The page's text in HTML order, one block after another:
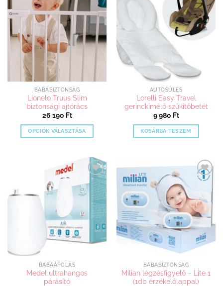
Kedvenceimhez
adom
BABABIZTONSÁG
Lionelo Truus Slim
biztonsági ajtórács
26 190 Ft
OPCIÓK VÁLASZTÁSA
terméknek
több
variációja
van.
változatok
a
termékoldalon
választhatók
Kedvenceimhez
adom
AUTÓSÜLÉS
Lorelli Easy Travel
gerinckimélő szűkítőbetét
9 980 Ft
KOSÁRBA TESZEM
Kedvenceimhez
adom
BABAÁPOLÁS
Medel ultrahangos
párásító
Kedvenceimhez
adom
BABABIZTONSÁG
Milian légzésfigyelő – Lite 1
(1db érzékelőlappal)